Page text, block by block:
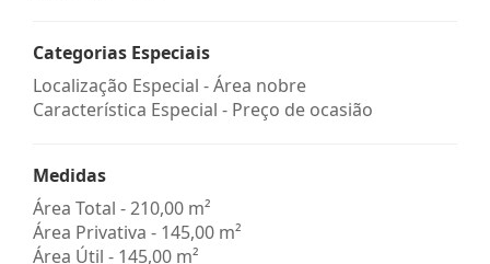
Categorias Especiais
Localização Especial - Área nobre
Característica Especial - Preço de ocasião
Medidas
Área Total - 210,00 m²
Área Privativa - 145,00 m²
Área Útil - 145,00 m²